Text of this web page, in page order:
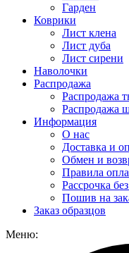
Гарден
Коврики
Лист клена
Лист дуба
Лист сирени
Наволочки
Распродажа
Распродажа
Распродажа
Информация
О нас
Доставка и
Обмен и
Правила
Рассрочка
Пошив на
Заказ образцов
Меню: